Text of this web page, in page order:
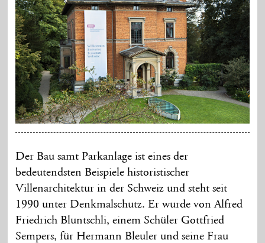
Der Bau samt Parkanlage ist eines der
bedeutendsten Beispiele historistischer
Villenarchitektur in der Schweiz und steht seit
1990 unter Denkmalschutz. Er wurde von Alfred
Friedrich Bluntschli, einem Schüler Gottfried
Sempers, für Hermann Bleuler und seine Frau